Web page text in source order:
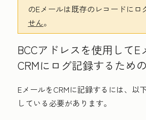
のEメールは既存のレコードにロ
せん。
BCCアドレスを使用してE
CRMにログ記録するため
EメールをCRMに記録するには、以
している必要があります。